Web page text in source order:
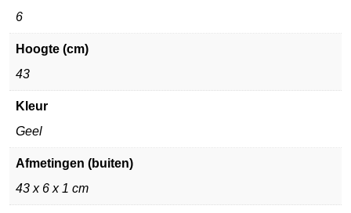
6
Hoogte (cm)
43
Kleur
Geel
Afmetingen (buiten)
43 x 6 x 1 cm